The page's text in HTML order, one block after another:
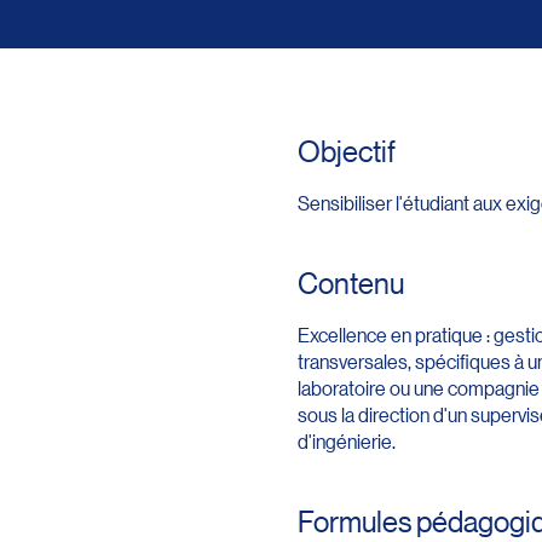
Objectif
Sensibiliser l'étudiant aux
Contenu
Excellence en pratique :
transversales, spécifiques à
laboratoire ou une
sous la direction d'un
d'ingénierie.
Formules